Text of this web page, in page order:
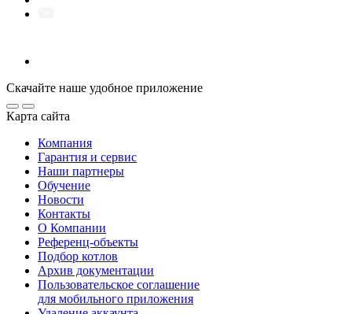
Скачайте наше удобное приложение
Карта сайта
Компания
Гарантия и сервис
Наши партнеры
Обучение
Новости
Контакты
О Компании
Референц-объекты
Подбор котлов
Архив документации
Пользовательское соглашение
для мобильного приложения